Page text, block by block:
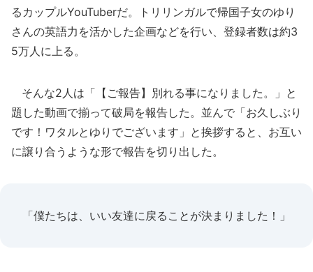
るカップルYouTuberだ。トリリンガルで帰国子女のゆり
さんの英語力を活かした企画などを行い、登録者数は約3
5万人に上る。
そんな2人は「【ご報告】別れる事になりました。」と
題した動画で揃って破局を報告した。並んで「お久しぶり
です！ワタルとゆりでございます」と挨拶すると、お互い
に譲り合うような形で報告を切り出した。
「僕たちは、いい友達に戻ることが決まりました！」